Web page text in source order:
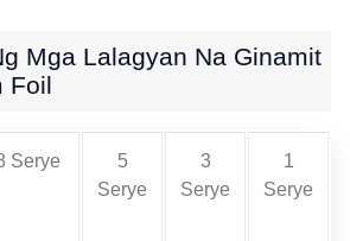
Mga Lalagyan Na Ginamit
Foil
Serye
5
Serye
3
Serye
1
Serye